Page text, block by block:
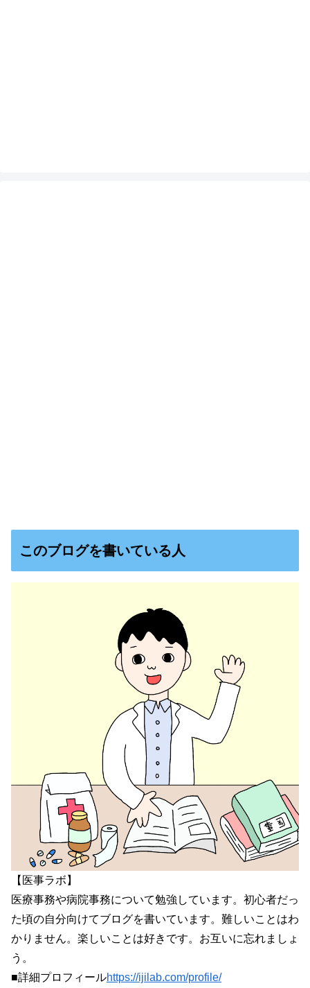
このブログを書いている人
【医事ラボ】
医療事務や病院事務について勉強しています。初心者だっ
た頃の自分向けてブログを書いています。難しいことはわ
かりません。楽しいことは好きです。お互いに忘れましょ
う。
■詳細プロフィールhttps://ijilab.com/profile/